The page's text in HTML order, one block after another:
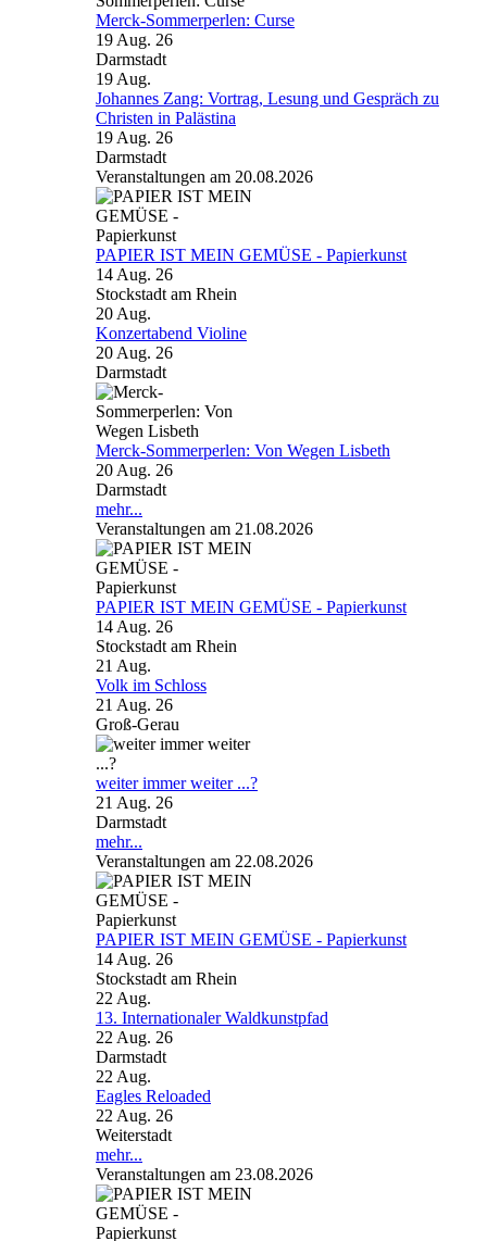
Merck-Sommerperlen: Curse
19 Aug. 26
Darmstadt
19 Aug.
Johannes Zang: Vortrag, Lesung und Gespräch zu
Christen in Palästina
19 Aug. 26
Darmstadt
Veranstaltungen am 20.08.2026
PAPIER IST MEIN GEMÜSE - Papierkunst
14 Aug. 26
Stockstadt am Rhein
20 Aug.
Konzertabend Violine
20 Aug. 26
Darmstadt
Merck-Sommerperlen: Von Wegen Lisbeth
20 Aug. 26
Darmstadt
mehr...
Veranstaltungen am 21.08.2026
PAPIER IST MEIN GEMÜSE - Papierkunst
14 Aug. 26
Stockstadt am Rhein
21 Aug.
Volk im Schloss
21 Aug. 26
Groß-Gerau
weiter immer weiter ...?
21 Aug. 26
Darmstadt
mehr...
Veranstaltungen am 22.08.2026
PAPIER IST MEIN GEMÜSE - Papierkunst
14 Aug. 26
Stockstadt am Rhein
22 Aug.
13. Internationaler Waldkunstpfad
22 Aug. 26
Darmstadt
22 Aug.
Eagles Reloaded
22 Aug. 26
Weiterstadt
mehr...
Veranstaltungen am 23.08.2026